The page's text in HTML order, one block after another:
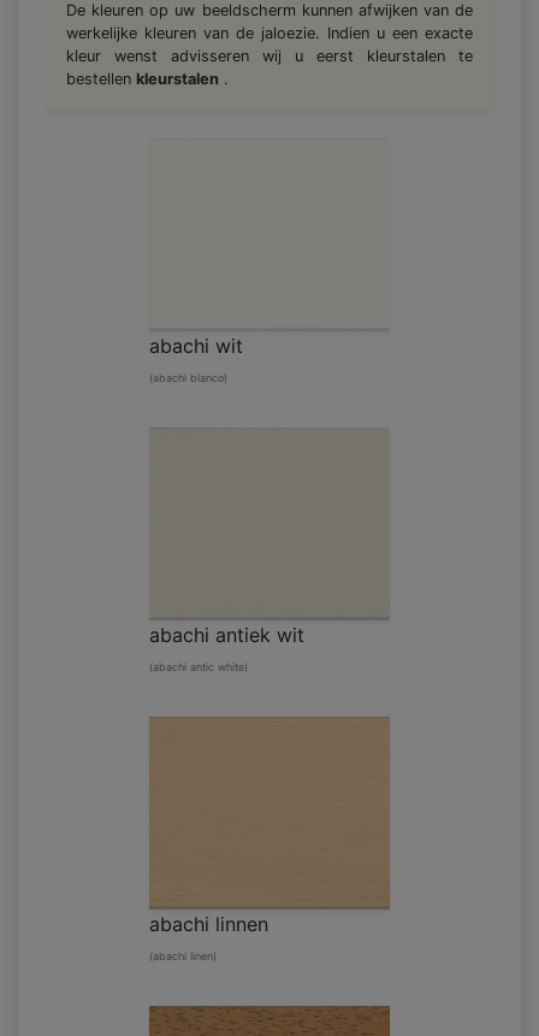
De kleuren op uw beeldscherm kunnen afwijken van de
werkelijke kleuren van de jaloezie. Indien u een exacte
kleur wenst advisseren wij u eerst kleurstalen te
bestellen kleurstalen .
abachi wit
(abachi blanco)
abachi antiek wit
(abachi antic white)
abachi linnen
(abachi linen)